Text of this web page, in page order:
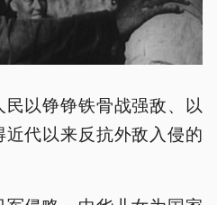
以铮铮铁骨战强敌、以
代以来反抗外敌入侵的